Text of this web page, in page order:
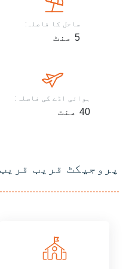
ساحل کا فاصلہ:
5 منٹ
ہوائی اڈے کی فاصلہ:
40 منٹ
پروجیکٹ قریب